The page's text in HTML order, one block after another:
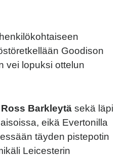
Goodison
vei lopuksi ottelun
Ross Barkleytä sekä läpi
aisoissa, eikä Evertonilla
täyden pistepotin
Leicesterin